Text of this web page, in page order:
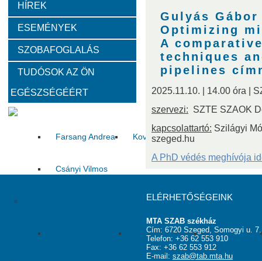
Székház
Fotók a székházról
Bemutatkoznak a SZAB akadémikusai
Kemény Lajos Hohmann Judit Gyimóthy Tibor
Farsang Andrea Kovács Zoltán
Csányi Vilmos
Dr. Pálfi György Jelasity Márk
HÍREK
ESEMÉNYEK
SZOBAFOGLALÁS
TUDÓSOK AZ ÖN
EGÉSZSÉGÉÉRT
Gulyás Gábor
Optimizing
A
techniques
pipelines
2025.11.10. | 14.00 óra |
szervezi: SZTE SZAOK
kapcsolattartó: Szilágyi
szeged.hu
A PhD védés meghívója
ELÉRHETŐSÉGEINK
MTA SZAB székház
Cím: 6720 Szeged, Somogyi u. 7.
Telefon: +36 62 553 910
Fax: +36 62 553 912
E-mail: szab@tab.mta.hu